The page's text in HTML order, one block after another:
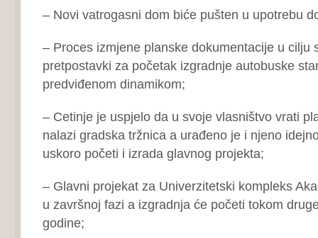
– Novi vatrogasni dom biće pušten u upotrebu
– Proces izmjene planske dokumentacije u cilju
pretpostavki za početak izgradnje autobuske
predviđenom dinamikom;
– Cetinje je uspjelo da u svoje vlasništvo vrati
nalazi gradska tržnica a urađeno je i njeno
uskoro početi i izrada glavnog projekta;
– Glavni projekat za Univerzitetski kompleks
u završnoj fazi a izgradnja će početi tokom
godine;